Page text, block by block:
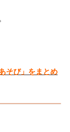
そび」をまとめ